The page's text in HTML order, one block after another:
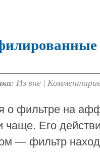
Из вне |
о фильтре на
чаще. Его
— фильтр